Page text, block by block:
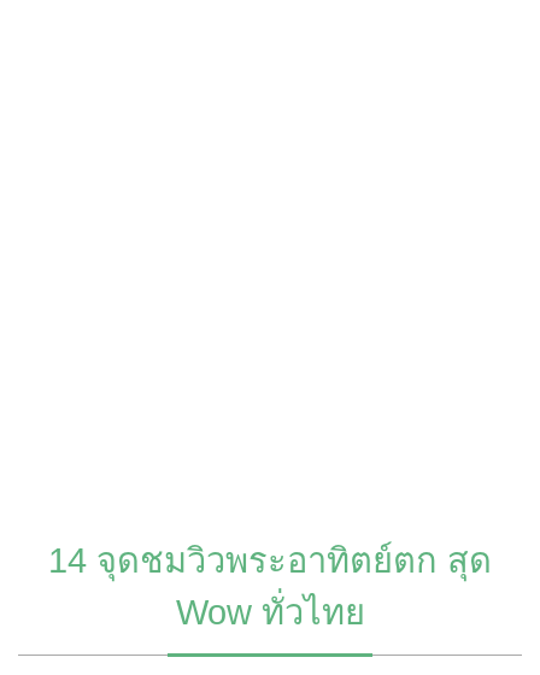
14 จุดชมวิวพระอาทิตย์ตก สุด
Wow ทั่วไทย